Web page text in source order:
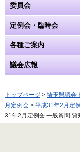
委員会
定例会・臨時会
各種ご案内
議会広報
トップページ > 埼玉県議会
月定例会 > 平成31年2月定
31年2月定例会 一般質問 質